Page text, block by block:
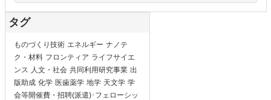
タグ
ものづくり技術 エネルギー ナノテ
ク・材料 フロンティア ライフサイエ
ンス
人文・社会 共同利用研究事業 出
版助成 化学 医歯薬学 地学 天文学 学
会等開催費・招聘(派遣)･フェローシッ